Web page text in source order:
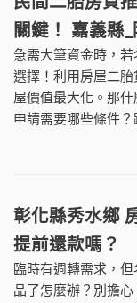
關鍵！ 嘉義縣
急需大筆資金時，
選擇！利用房屋二
屋價值最大化。那
申請需要哪些條件
彰化縣秀水鄉
提前還款嗎？
臨時有週轉需求，
品了怎麼辦？別擔